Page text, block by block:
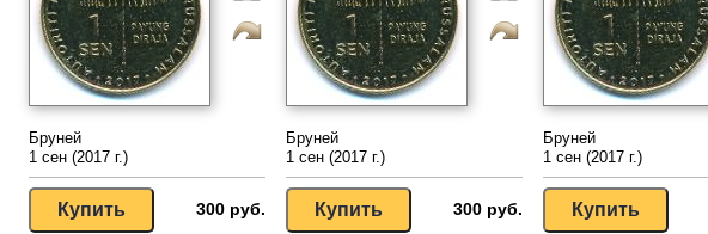
Бруней
1 сен (2017 г.)
300 руб.
Бруней
1 сен (2017 г.)
300 руб.
Бруней
1 сен (2017 г.)